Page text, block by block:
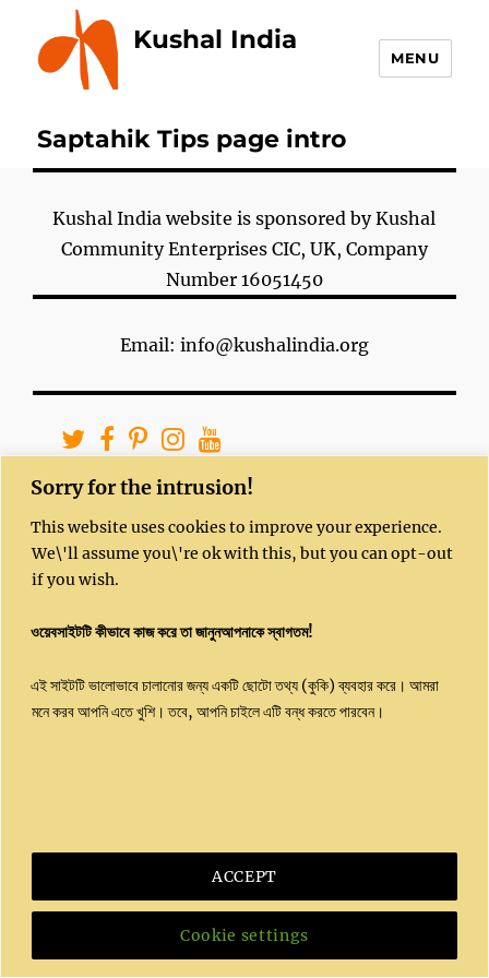
Sorry for the intrusion!
This website uses cookies to improve your experience.
We\'ll assume you\'re ok with this, but you can opt-out
if you wish.
ওয়েবসাইটটি কীভাবে কাজ করে তা জানুনআপনাকে স্বাগতম!
এই সাইটটি ভালোভাবে চালানোর জন্য একটি ছোটো তথ্য (কুকি) ব্যবহার করে। আমরা
মনে করব আপনি এতে খুশি। তবে, আপনি চাইলে এটি বন্ধ করতে পারবেন।
Cookie settings
ACCEPT
Kushal India
MENU
Saptahik Tips page intro
Kushal India website is sponsored by Kushal
Community Enterprises CIC, UK, Company
Number 16051450
Email: info@kushalindia.org
Kushal website© 2020 byDr. Sujit Ghoshis
licensed under
CC BY-NC-SA 4.0